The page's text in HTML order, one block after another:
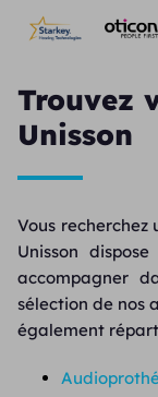
Trouvez
Unisson
Vous
Unisson
accompagner
sélection de nos
également